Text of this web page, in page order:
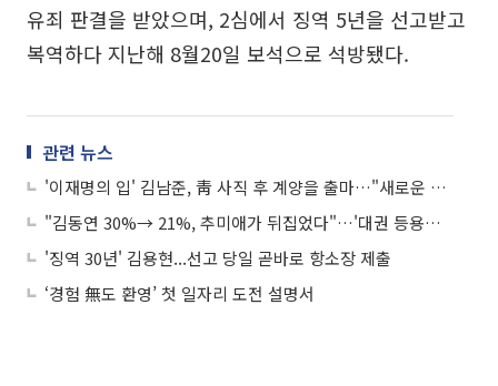
유죄 판결을 받았으며, 2심에서 징역 5년을 선고받고
복역하다 지난해 8월20일 보석으로 석방됐다.
관련 뉴스
'이재명의 입' 김남준, 靑 사직 후 계양을 출마…"새로운 도전 나선다"
"김동연 30%→ 21%, 추미애가 뒤집었다"…'대권 등용문' 경기도, 100일 전쟁의 서막
'징역 30년' 김용현...선고 당일 곧바로 항소장 제출
‘경험 無도 환영’ 첫 일자리 도전 설명서